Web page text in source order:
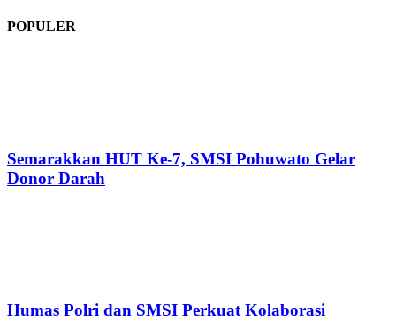
POPULER
Semarakkan HUT Ke-7, SMSI Pohuwato Gelar
Donor Darah
Humas Polri dan SMSI Perkuat Kolaborasi